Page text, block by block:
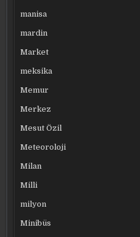
manisa
mardin
Market
meksika
Memur
Merkez
Mesut Özil
Meteoroloji
Milan
Milli
milyon
Minibüs